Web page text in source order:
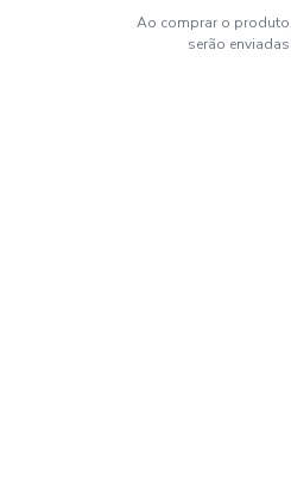
Ao comprar o
serão